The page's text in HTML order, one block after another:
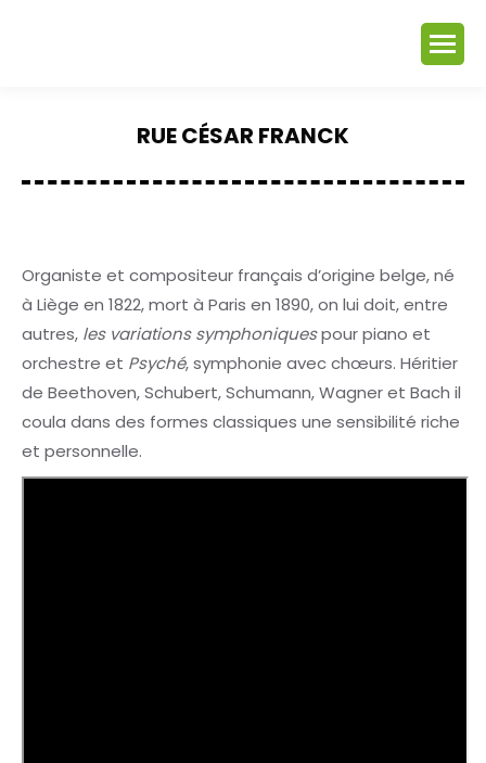
RUE CÉSAR FRANCK
Organiste et compositeur français d’origine belge, né
à Liège en 1822, mort à Paris en 1890, on lui doit, entre
autres, les variations symphoniquespour piano et
orchestre et Psyché, symphonie avec chœurs. Héritier
de Beethoven, Schubert, Schumann, Wagner et Bach il
coula dans des formes classiques une sensibilité riche
et personnelle.